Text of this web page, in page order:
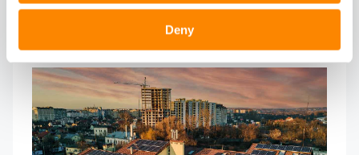
Deny